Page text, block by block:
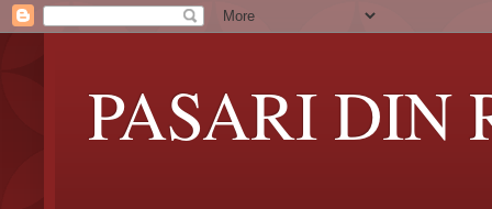
PASARI DIN